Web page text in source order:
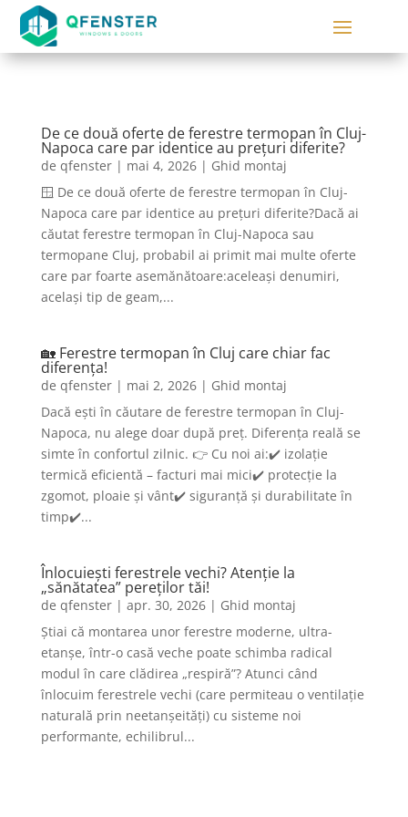
De ce două oferte de ferestre termopan în Cluj-
Napoca care par identice au prețuri diferite?
de qfenster| mai 4, 2026| Ghid montaj
🪟 De ce două oferte de ferestre termopan în Cluj-
Napoca care par identice au prețuri diferite?Dacă ai
căutat ferestre termopan în Cluj-Napoca sau
termopane Cluj, probabil ai primit mai multe oferte
care par foarte asemănătoare:aceleași denumiri,
același tip de geam,...
🏡 Ferestre termopan în Cluj care chiar fac
diferența!
de qfenster| mai 2, 2026| Ghid montaj
Dacă ești în căutare de ferestre termopan în Cluj-
Napoca, nu alege doar după preț. Diferența reală se
simte în confortul zilnic. 👉 Cu noi ai:✔️ izolație
termică eficientă – facturi mai mici✔️ protecție la
zgomot, ploaie și vânt✔️ siguranță și durabilitate în
timp✔️...
Înlocuiești ferestrele vechi? Atenție la
„sănătatea” pereților tăi!
de qfenster| apr. 30, 2026| Ghid montaj
Știai că montarea unor ferestre moderne, ultra-
etanșe, într-o casă veche poate schimba radical
modul în care clădirea „respiră”? Atunci când
înlocuim ferestrele vechi (care permiteau o ventilație
naturală prin neetanșeități) cu sisteme noi
performante, echilibrul...